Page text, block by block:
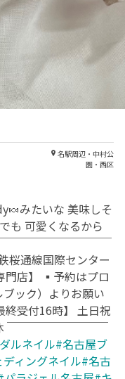
名駅周辺・中村公
園・西区
みたいな 美味しそ
も 可愛くなるから
￣￣￣￣￣￣￣￣￣
桜通線国際センター
門店】 ▪︎予約はプロ
ック）よりお願い
受付16時】 土日祝
￣￣￣￣￣￣￣￣￣
ルネイル#名古屋ブ
ィングネイル#名古